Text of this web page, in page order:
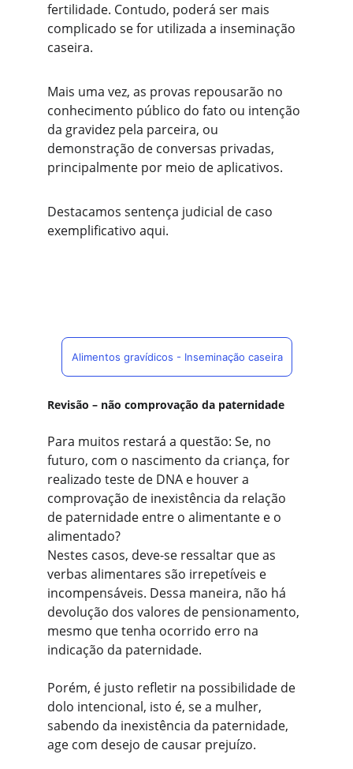
fertilidade. Contudo, poderá ser mais
complicado se for utilizada a inseminação
caseira.
Mais uma vez, as provas repousarão no
conhecimento público do fato ou intenção
da gravidez pela parceira, ou
demonstração de conversas privadas,
principalmente por meio de aplicativos.
Destacamos sentença judicial de caso
exemplificativo aqui.
Alimentos gravídicos - Inseminação caseira
Revisão – não comprovação da paternidade
Para muitos restará a questão: Se, no
futuro, com o nascimento da criança, for
realizado teste de DNA e houver a
comprovação de inexistência da relação
de paternidade entre o alimentante e o
alimentado?
Nestes casos, deve-se ressaltar que as
verbas alimentares são irrepetíveis e
incompensáveis. Dessa maneira, não há
devolução dos valores de pensionamento,
mesmo que tenha ocorrido erro na
indicação da paternidade.
Porém, é justo refletir na possibilidade de
dolo intencional, isto é, se a mulher,
sabendo da inexistência da paternidade,
age com desejo de causar prejuízo.